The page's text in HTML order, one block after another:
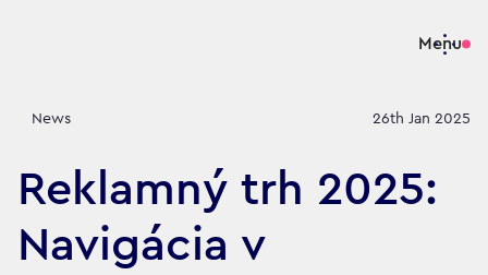
Menu
News 26th Jan 2025
Reklamný trh 2025:
Navigácia v